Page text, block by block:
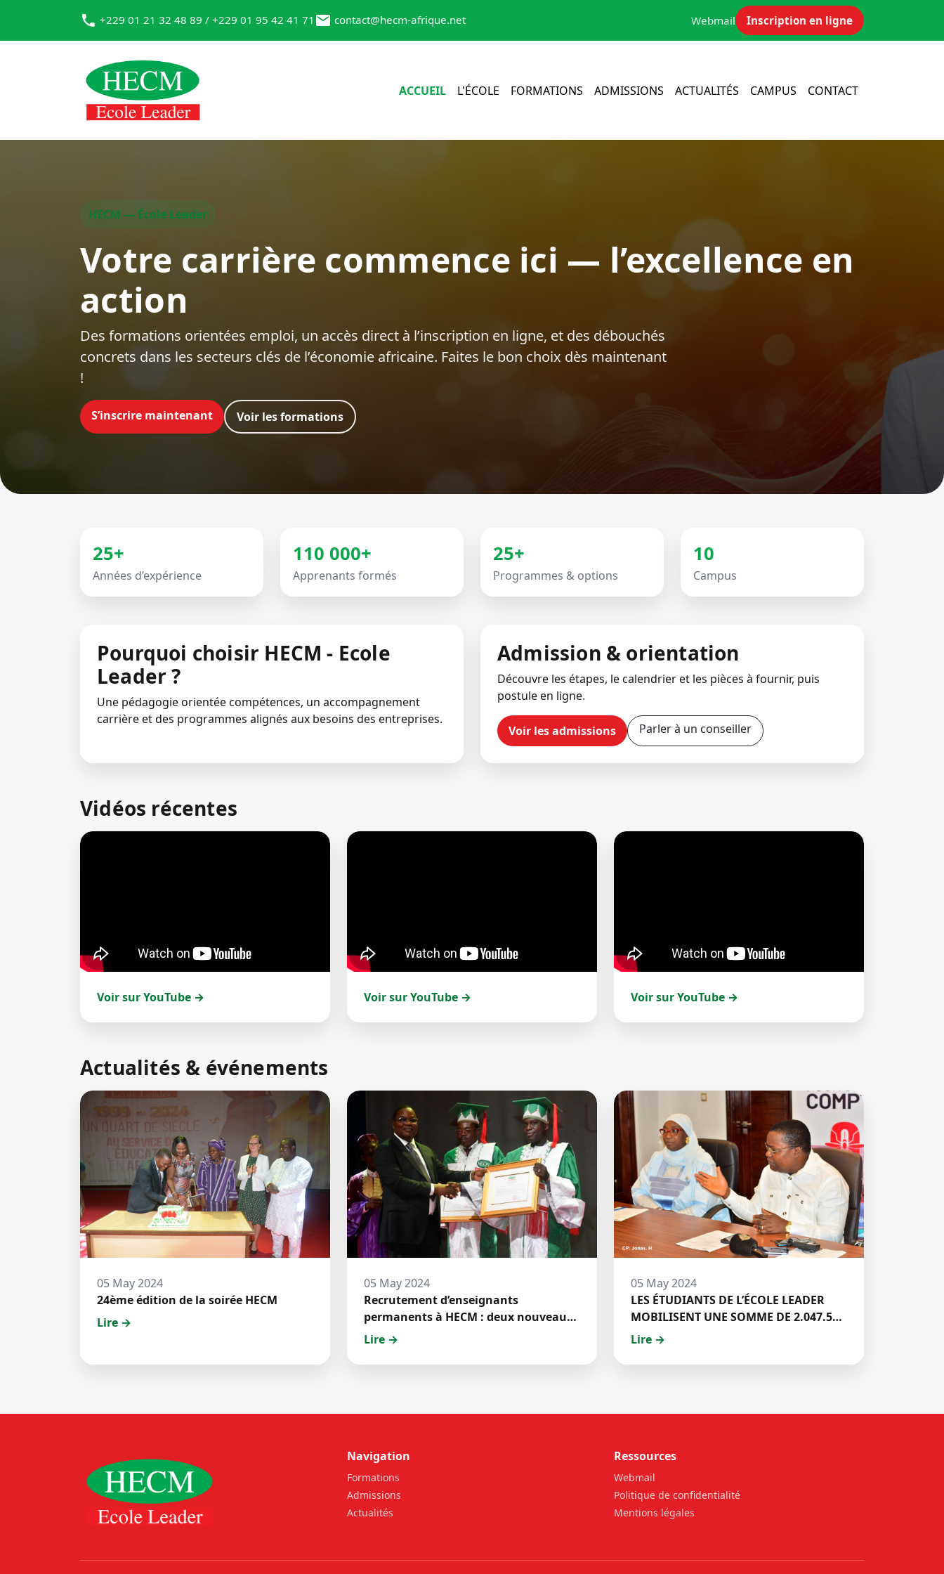
+229 01 21 32 48 89 / +229 01 95 42 41 71 contact@hecm-afrique.net Webmail Inscription en ligne
ACCUEIL L'ÉCOLE FORMATIONS ADMISSIONS ACTUALITÉS CAMPUS CONTACT
HECM — École Leader
Votre carrière commence ici — l’excellence en
action
Des formations orientées emploi‍, un accès direct à l’inscription en ligne, et des débouchés
concrets dans les secteurs clés de l’économie africaine. Faites le bon choix dès maintenant
!
S’inscrire maintenant Voir les formations
25+
Années d’expérience
110 000+
Apprenants formés
25+
Programmes & options
10
Campus
Pourquoi choisir HECM - Ecole
Leader ?
Une pédagogie orientée compétences, un accompagnement
carrière et des programmes alignés aux besoins des entreprises.
Admission & orientation
Découvre les étapes, le calendrier et les pièces à fournir, puis
postule en ligne.
Voir les admissions Parler à un conseiller
Vidéos récentes
Voir sur YouTube → Voir sur YouTube → Voir sur YouTube →
Actualités & événements
05 May 2024
24ème édition de la soirée HECM
Lire →
05 May 2024
Recrutement d’enseignants
permanents à HECM : deux nouveaux
jeunes docteurs ont prêté́ serment
Lire →
05 May 2024
LES ÉTUDIANTS DE L’ÉCOLE LEADER
MOBILISENT UNE SOMME DE 2.047.500
FCFA POUR LE FONDS ZÉRO
REPRESENTANT DES ETUDIANTS DE
Lire →
Navigation
Formations
Admissions
Actualités
Ressources
Webmail
Politique de confidentialité
Mentions légales